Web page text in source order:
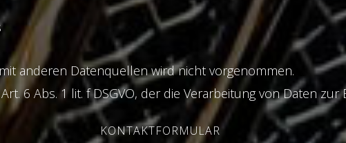
anderen Datenquellen wird nicht vorgenommen.
6 Abs. 1 lit. f DSGVO, der die Verarbeitung von Daten
KONTAKTFORMULAR